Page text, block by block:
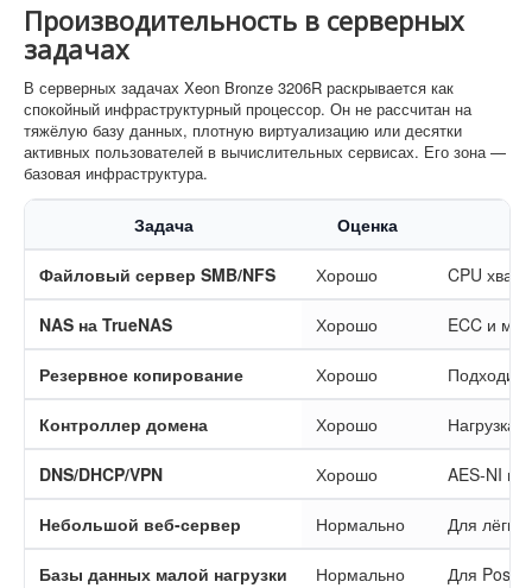
Производительность в серверных
задачах
В серверных задачах Xeon Bronze 3206R раскрывается как
спокойный инфраструктурный процессор. Он не рассчитан на
тяжёлую базу данных, плотную виртуализацию или десятки
активных пользователей в вычислительных сервисах. Его зона —
базовая инфраструктура.
Задача Оценка
Файловый сервер SMB/NFS Хорошо CPU
NAS на TrueNAS Хорошо ECC и
Резервное копирование Хорошо Подходит
Контроллер домена Хорошо Нагрузка
DNS/DHCP/VPN Хорошо AES-NI
Небольшой веб-сервер Нормально Для
Базы данных малой нагрузки Нормально Для